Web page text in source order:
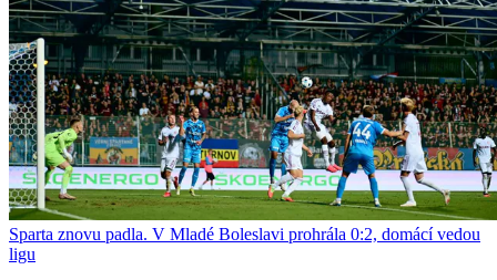
Sparta znovu padla. V Mladé Boleslavi prohrála 0:2, domácí vedou
ligu